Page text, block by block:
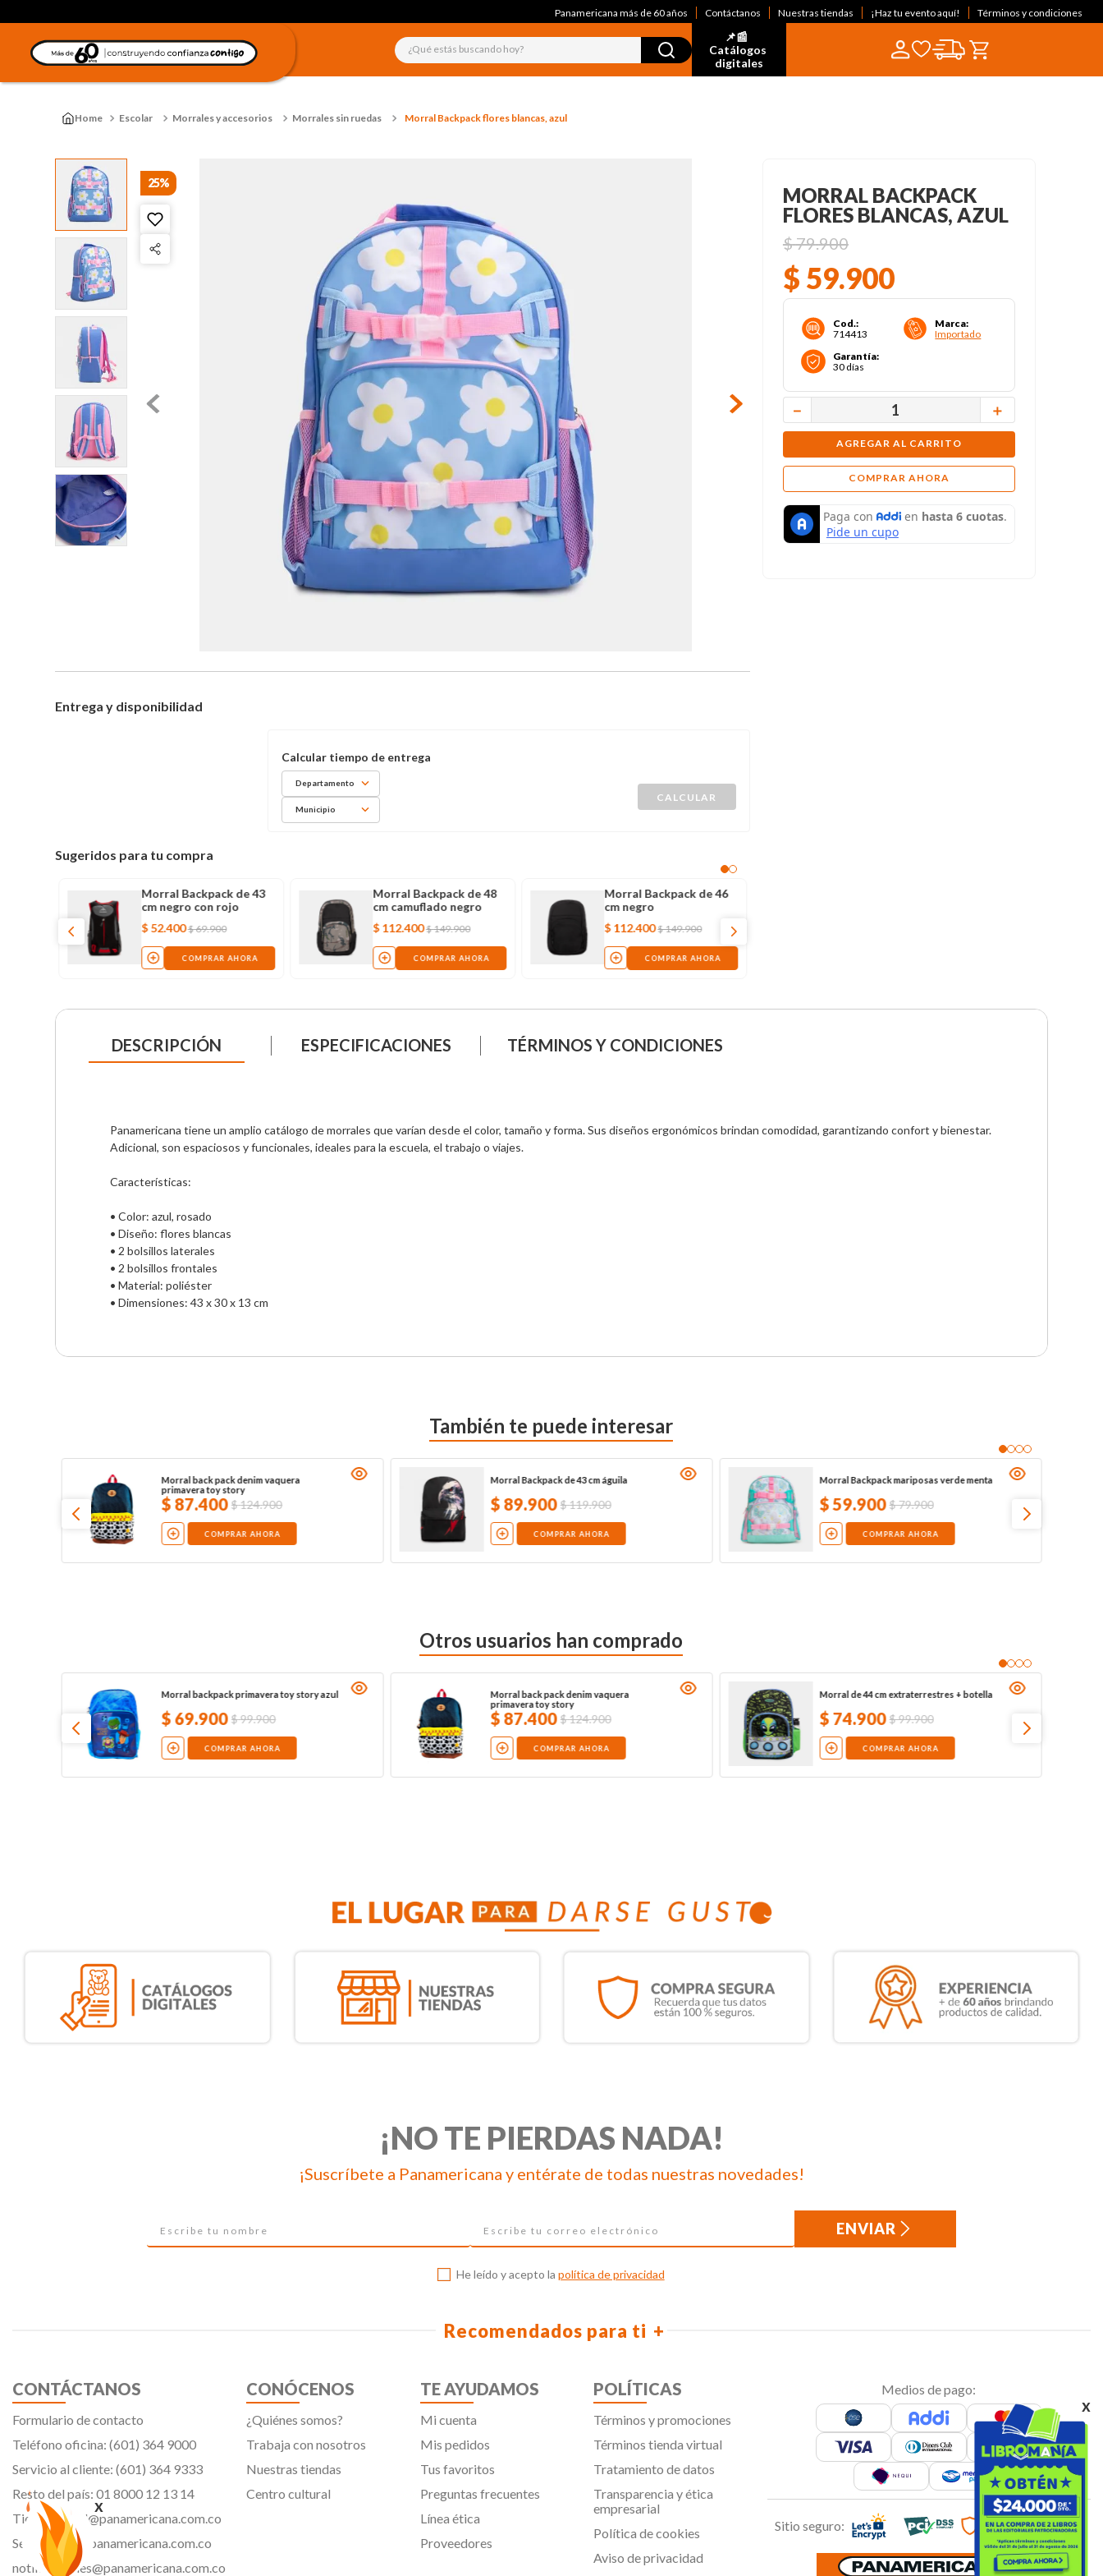
x
x
Panamericana más de 60 años Contáctanos Nuestras tiendas ¡Haz tu evento aquí! Términos y condiciones
¿Qué estás buscando hoy?
📌📰
Catálogos
digitales
Escolar Morrales y accesorios Morrales sin ruedas Morral Backpack flores blancas, azul
25%
Entrega y disponibilidad
Departamento
Municipio
Sugeridos para tu compra
Morral Backpack de 43
cm negro con rojo
$ 52.400 $69.900
COMPRAR AHORA
Morral Backpack de 48
cm camuflado negro
$ 112.400 $149.900
COMPRAR AHORA
Morral Backpack de 46
cm negro
$ 112.400 $149.900
COMPRAR AHORA
MORRAL BACKPACK
FLORES BLANCAS, AZUL
$79.900
$ 59.900
Cod.:
714413
Marca:
Importado
Garantía:
30 días
＋
－
AGREGAR AL CARRITO
COMPRAR AHORA
DESCRIPCIÓN ESPECIFICACIONES TÉRMINOS Y CONDICIONES
Panamericana tiene un amplio catálogo de morrales que varían desde el color, tamaño y forma. Sus diseños ergonómicos brindan comodidad, garantizando confort y bienestar.
Adicional, son espaciosos y funcionales, ideales para la escuela, el trabajo o viajes.
Características:
• Color: azul, rosado
• Diseño: flores blancas
• 2 bolsillos laterales
• 2 bolsillos frontales
• Material: poliéster
• Dimensiones: 43 x 30 x 13 cm
También te puede interesar
Morral back pack denim vaquera
primavera toy story
$87.400 $124.900
COMPRAR AHORA
Morral Backpack de 43 cm águila
$89.900 $119.900
COMPRAR AHORA
Morral Backpack mariposas verde menta
$59.900 $79.900
COMPRAR AHORA
Otros usuarios han comprado
Morral backpack primavera toy story azul
$69.900 $99.900
COMPRAR AHORA
Morral back pack denim vaquera
primavera toy story
$87.400 $124.900
COMPRAR AHORA
Morral de 44 cm extraterrestres + botella
$74.900 $99.900
COMPRAR AHORA
¡NO TE PIERDAS NADA!
¡Suscríbete a Panamericana y entérate de todas nuestras novedades!
ENVIAR
He leído y acepto la política de privacidad
Recomendados para ti
CONTÁCTANOS
Formulario de contacto
Teléfono oficina: (601) 364 9000
Servicio al cliente: (601) 364 9333
Resto del país: 01 8000 12 13 14
Tiendavirtual@panamericana.com.co
Servicliente@panamericana.com.co
notificaciones@panamericana.com.co
CONÓCENOS
¿Quiénes somos?
Trabaja con nosotros
Nuestras tiendas
Centro cultural
TE AYUDAMOS
Mi cuenta
Mis pedidos
Tus favoritos
Preguntas frecuentes
Línea ética
Proveedores
POLÍTICAS
Términos y promociones
Términos tienda virtual
Tratamiento de datos
Transparencia y ética
empresarial
Política de cookies
Aviso de privacidad
Medios de pago:
Sitio seguro: